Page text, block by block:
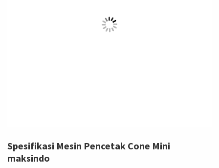
Spesifikasi Mesin Pencetak Cone Mini
maksindo